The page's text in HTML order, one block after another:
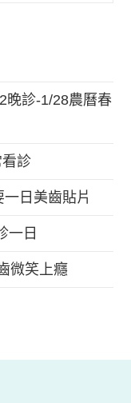
晚診-1/28農曆春
診
日美齒貼片
一日
微笑上癮